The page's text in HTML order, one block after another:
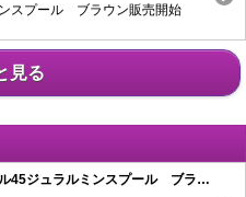
スプール ブラウン販売開始
見る
SESSYAキススペシャル45ジュラルミンスプール ブラウン